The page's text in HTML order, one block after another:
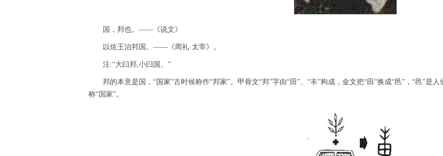
国，邦也。――《说文》
以佐王治邦国。――《周礼·太宰》。
注:“大曰邦,小曰国。”
邦的本意是国，“国家”古时候称作“邦家”。甲骨文“邦”字由“田”、“丰”构成，金文把“田”换成“邑”，“邑”是
称“国家”。